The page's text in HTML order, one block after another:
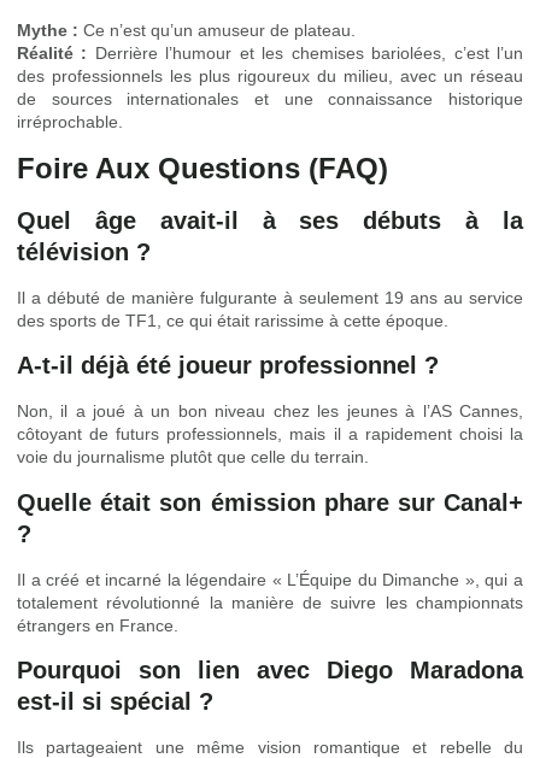
Mythe : Ce n’est qu’un amuseur de plateau.
Réalité : Derrière l’humour et les chemises bariolées, c’est l’un
des professionnels les plus rigoureux du milieu, avec un réseau
de sources internationales et une connaissance historique
irréprochable.
Foire Aux Questions (FAQ)
Quel âge avait-il à ses débuts à la
télévision ?
Il a débuté de manière fulgurante à seulement 19 ans au service
des sports de TF1, ce qui était rarissime à cette époque.
A-t-il déjà été joueur professionnel ?
Non, il a joué à un bon niveau chez les jeunes à l’AS Cannes,
côtoyant de futurs professionnels, mais il a rapidement choisi la
voie du journalisme plutôt que celle du terrain.
Quelle était son émission phare sur Canal+
?
Il a créé et incarné la légendaire « L’Équipe du Dimanche », qui a
totalement révolutionné la manière de suivre les championnats
étrangers en France.
Pourquoi son lien avec Diego Maradona
est-il si spécial ?
Ils partageaient une même vision romantique et rebelle du